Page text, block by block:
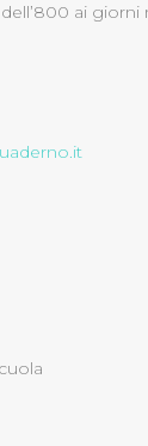
ai giorni